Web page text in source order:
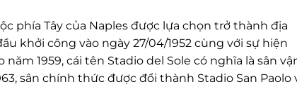
phía Tây của Naples được lựa chọn trở thành địa
khởi công vào ngày 27/04/1952 cùng với sự hiện
1959, cái tên Stadio del Sole có nghĩa là sân
sân chính thức được đổi thành Stadio San Paolo